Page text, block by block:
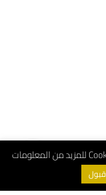
هذا الموقع يستخدم ملف تعريف الارتباط Cookie للمزيد من المعلومات
قبول